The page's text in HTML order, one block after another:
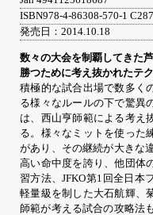
ISBN978-4-86308-570-1
発売日：2014.10.18
数々の大会を制覇してきた
勝つために考え抜かれたテ
積極的な試合出場で数多く
る様々なルールの下で驚異
は、西山亨師範による考え
る。様々なミットを使った
があり、その継続が大きな
高い命中度を誇り、他団体
習方法、JFKO第1回全日本
軽量級を制した大石航輝、
師範が考える試合の攻略法